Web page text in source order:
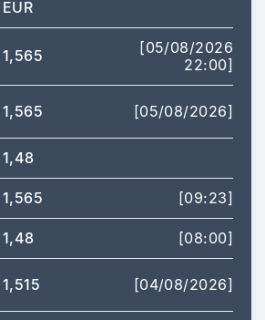
EUR
1,565
[05/08/2026
22:00]
1,565 [05/08/2026]
1,48
1,565 [09:23]
1,48
[08:00]
1,515 [04/08/2026]